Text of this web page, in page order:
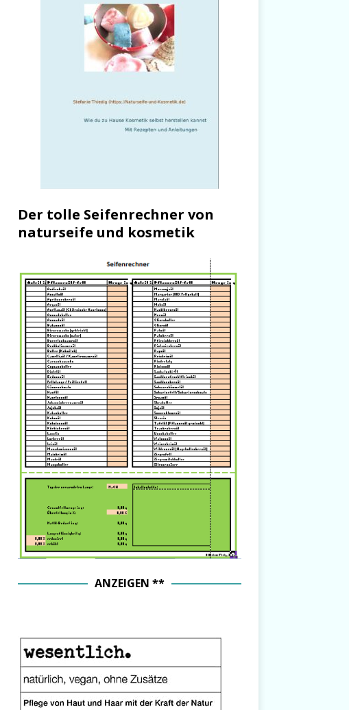
Der tolle Seifenrechner von
naturseife und kosmetik
ANZEIGEN **